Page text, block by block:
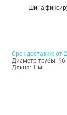
Шина
Срок доставки: от
Диаметр трубы:
Длина: 1 м